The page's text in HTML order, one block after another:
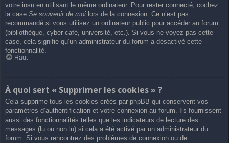
votre insu en utilisant le même ordinateur. Pour rester connecté, cochez
la case Se souvenir de moi lors de la connexion. Ce n’est pas
recommandé si vous utilisez un ordinateur public pour accéder au forum
(bibliothèque, cyber-café, université, etc.). Si vous ne voyez pas cette
case, cela signifie qu’un administrateur du forum a désactivé cette
fonctionnalité.
Haut
À quoi sert « Supprimer les cookies » ?
Cela supprime tous les cookies créés par phpBB qui conservent vos
paramètres d’authentification et votre connexion au forum. Ils fournissent
aussi des fonctionnalités telles que les indicateurs de lecture des
messages (lu ou non lu) si cela a été activé par un administrateur du
forum. Si vous rencontrez des problèmes de connexion ou de